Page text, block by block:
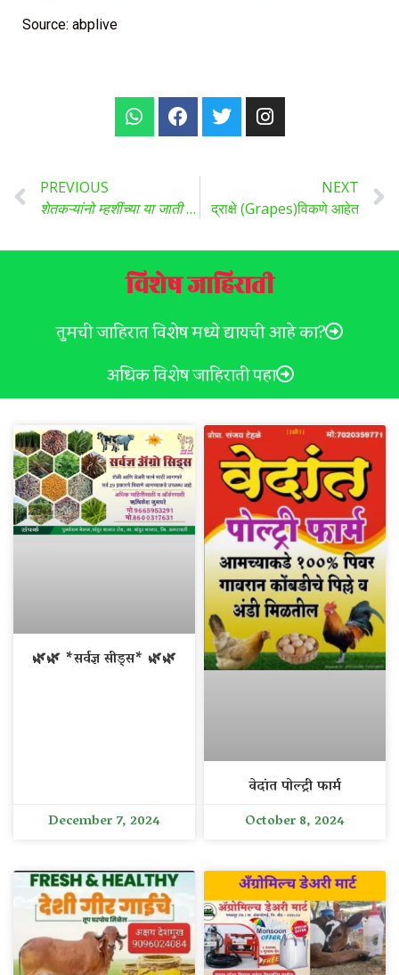
Source: abplive
PREVIOUS
शेतकऱ्यांनो म्हशींच्या या जाती आहेत दुधासाठी फायदेशीर, जाणून घ्या..
NEXT
द्राक्षे (Grapes)विकणे आहेत
विशेष जाहिराती
तुमची जाहिरात विशेष मध्ये द्यायची आहे का?
अधिक विशेष जाहिराती पहा
🌿🌿 *सर्वज्ञ सीड्स* 🌿🌿
December 7, 2024
वेदांत पोल्ट्री फार्म
October 8, 2024